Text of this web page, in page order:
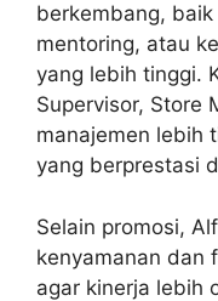
berkembang,
mentoring, atau
yang lebih tinggi.
Supervisor, Store
manajemen lebih
yang berprestasi
Selain promosi,
kenyamanan dan
agar kinerja lebih